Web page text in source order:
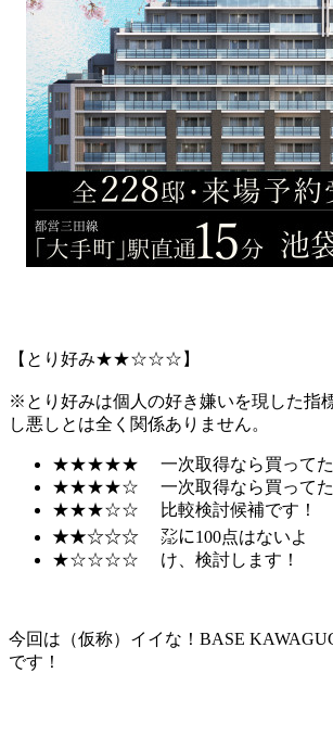
【とり好み★★☆☆☆】
※とり好みは個人の好き嫌いを現した指
し悪しとは全く関係ありません。
★★★★★ 一次取得なら買ってた
★★★★☆ 一次取得なら買ってた
★★★☆☆ 比較検討候補です！
★★☆☆☆ ㍇に100点はないよ
★☆☆☆☆ け、検討します！
今回は（仮称）イイな！BASE
です！